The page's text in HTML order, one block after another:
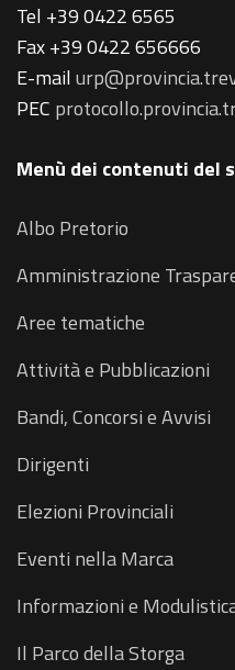
Tel +39 0422 6565
Fax +39 0422 656666
E-mail
PEC
Menù dei contenuti del
Albo Pretorio
Amministrazione
Aree tematiche
Attività e Pubblicazioni
Bandi, Concorsi e Avvisi
Dirigenti
Elezioni Provinciali
Eventi nella Marca
Informazioni e
Il Parco della Storga